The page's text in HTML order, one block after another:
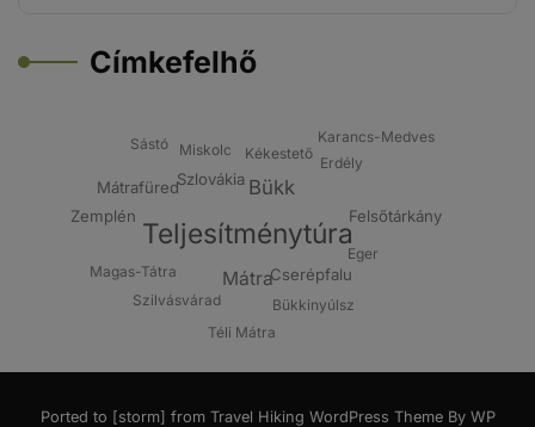
Címkefelhő
Teljesítménytúra
Bükk
MátraCserépfalu
Szlovákia
Zemplén
Mátrafüred
Felsőtárkány
Magas-Tátra
Erdély
Kékestető
Bükkinyúlsz
Eger
Téli Mátra
Szilvásvárad
Sástó Karancs-Medves
Miskolc
Ported to [storm] from Travel Hiking WordPress Theme By WP